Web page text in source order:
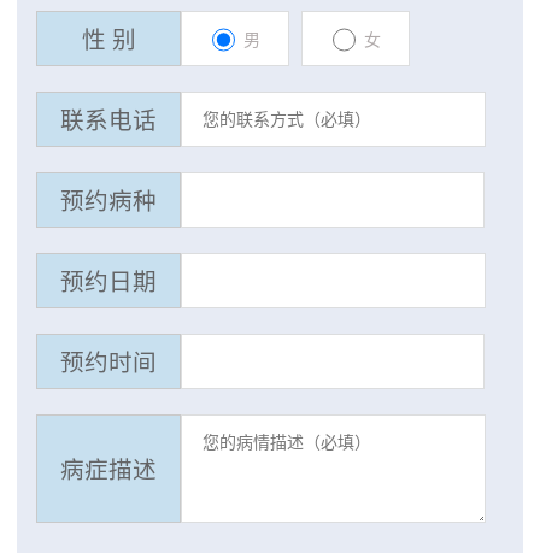
性 别 男 女
联系电话
预约病种
预约日期
预约时间
病症描述